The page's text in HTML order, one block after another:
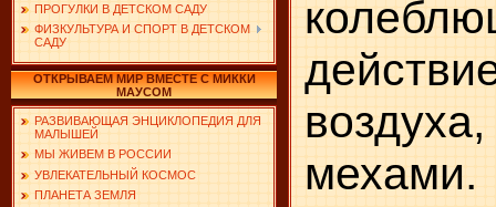
ПРОГУЛКИ В ДЕТСКОМ САДУ
ФИЗКУЛЬТУРА И СПОРТ В ДЕТСКОМ
САДУ
ОТКРЫВАЕМ МИР ВМЕСТЕ С МИККИ
МАУСОМ
РАЗВИВАЮЩАЯ ЭНЦИКЛОПЕДИЯ ДЛЯ
МАЛЫШЕЙ
МЫ ЖИВЕМ В РОССИИ
УВЛЕКАТЕЛЬНЫЙ КОСМОС
ПЛАНЕТА ЗЕМЛЯ
мехами.